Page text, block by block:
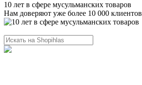
10 лет в сфере мусульманских товаров
Нам доверяют уже более 10 000 клиентов